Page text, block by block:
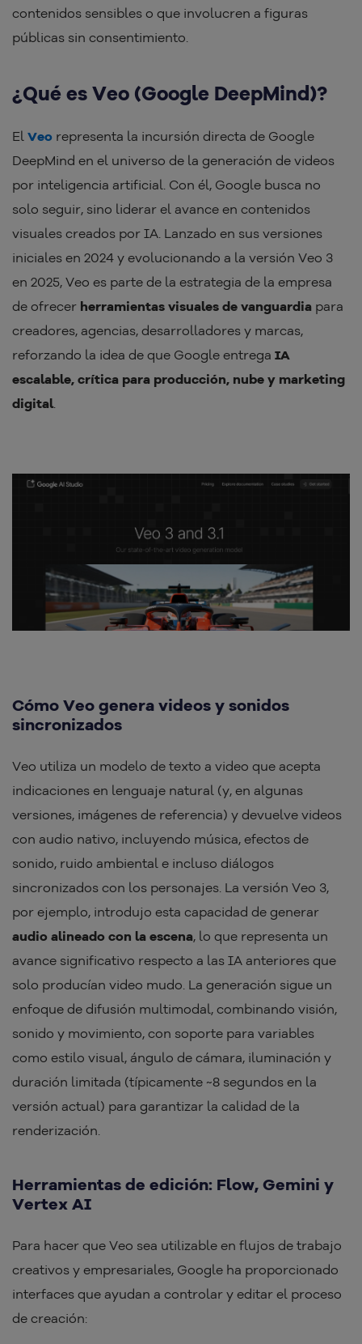
contenidos sensibles o que involucren a figuras
públicas sin consentimiento.
¿Qué es Veo (Google DeepMind)?
El Veo representa la incursión directa de Google
DeepMind en el universo de la generación de videos
por inteligencia artificial. Con él, Google busca no
solo seguir, sino liderar el avance en contenidos
visuales creados por IA. Lanzado en sus versiones
iniciales en 2024 y evolucionando a la versión Veo 3
en 2025, Veo es parte de la estrategia de la empresa
de ofrecer herramientas visuales de vanguardia para
creadores, agencias, desarrolladores y marcas,
reforzando la idea de que Google entrega IA
escalable, crítica para producción, nube y marketing
digital.
Cómo Veo genera videos y sonidos
sincronizados
Veo utiliza un modelo de texto a video que acepta
indicaciones en lenguaje natural (y, en algunas
versiones, imágenes de referencia) y devuelve videos
con audio nativo, incluyendo música, efectos de
sonido, ruido ambiental e incluso diálogos
sincronizados con los personajes. La versión Veo 3,
por ejemplo, introdujo esta capacidad de generar
audio alineado con la escena, lo que representa un
avance significativo respecto a las IA anteriores que
solo producían video mudo. La generación sigue un
enfoque de difusión multimodal, combinando visión,
sonido y movimiento, con soporte para variables
como estilo visual, ángulo de cámara, iluminación y
duración limitada (típicamente ~8 segundos en la
versión actual) para garantizar la calidad de la
renderización.
Herramientas de edición: Flow, Gemini y
Vertex AI
Para hacer que Veo sea utilizable en flujos de trabajo
creativos y empresariales, Google ha proporcionado
interfaces que ayudan a controlar y editar el proceso
de creación: